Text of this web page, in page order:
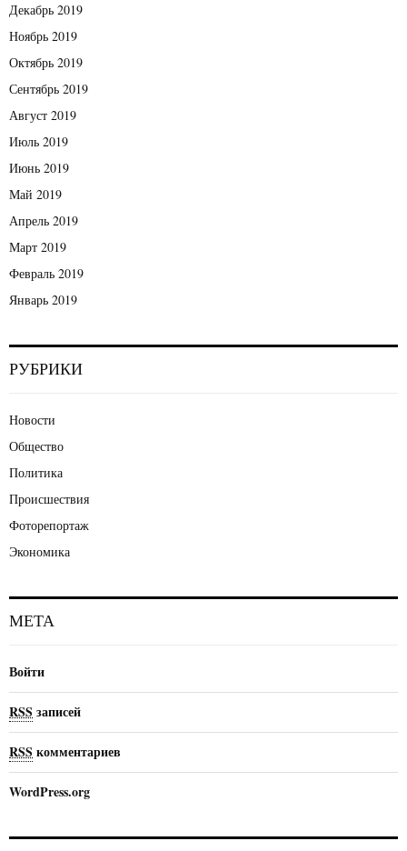
Декабрь 2019
Ноябрь 2019
Октябрь 2019
Сентябрь 2019
Август 2019
Июль 2019
Июнь 2019
Май 2019
Апрель 2019
Март 2019
Февраль 2019
Январь 2019
РУБРИКИ
Новости
Общество
Политика
Происшествия
Фоторепортаж
Экономика
МЕТА
Войти
RSSзаписей
RSSкомментариев
WordPress.org